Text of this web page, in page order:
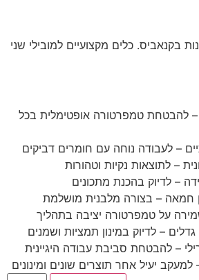
בקנאביס. כלים מקצועיים למובילי שני
להבטחת טמפרטורה אופטימלית בכל
– לעבודה נוחה עם חומרים דביקים
– לתוצאות נקיות וטהורות
– לדיוק בהכנת מתכונים
חמאה – בצורה מלבנית מושלמת
על טמפרטורה יציבה בתהליך
– לדיוק במינון תמציות ושמנים
– להבטחת סביבת עבודה היגיינית
יעיל אחר תוצרים שונים ומינונים